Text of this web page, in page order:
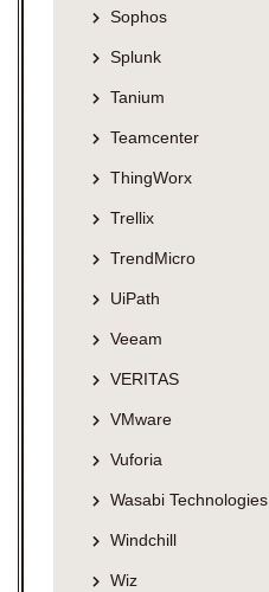
Sophos
Splunk
Tanium
Teamcenter
ThingWorx
Trellix
TrendMicro
UiPath
Veeam
VERITAS
VMware
Vuforia
Wasabi Technologies
Windchill
Wiz